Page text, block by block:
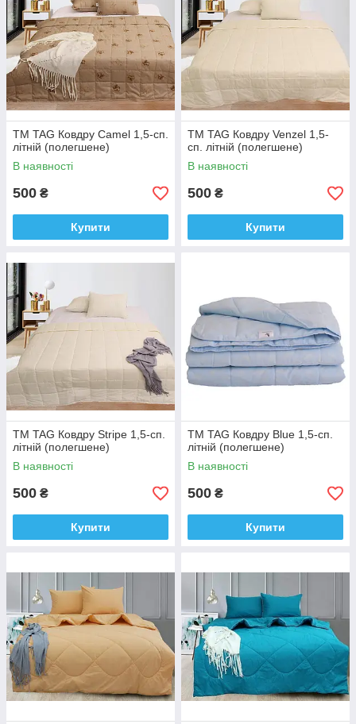
ТМ TAG Ковдру Camel 1,5-сп.
літній (полегшене)
В наявності
500 ₴
Купити
ТМ TAG Ковдру Venzel 1,5-
сп. літній (полегшене)
В наявності
500 ₴
Купити
ТМ TAG Ковдру Stripe 1,5-сп.
літній (полегшене)
В наявності
500 ₴
Купити
ТМ TAG Ковдру Blue 1,5-сп.
літній (полегшене)
В наявності
500 ₴
Купити